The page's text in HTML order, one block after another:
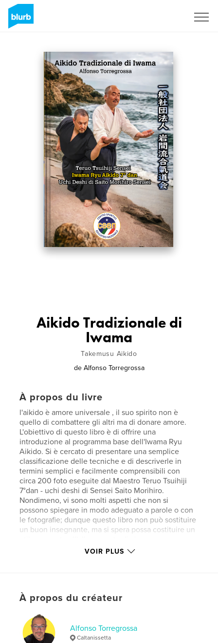
Aikido Tradizionale di
Iwama
Takemusu Aikido
de Alfonso Torregrossa
À propos du livre
l'aikido è amore universale , il suo spirito non è
quello di combattere gli altri ma di donare amore.
L'obiettivo di questo libro è di offrire una
introduzione al programma base dell'Iwama Ryu
Aikido. Si è cercato di presentare una semplice
classificazione delle tecniche e di descriverle in
termini semplici e facilmente comprensibili con
circa 200 foto eseguite dal Maestro Teruo Tsuihiji
7°dan - uchi deshi di Sensei Saito Morihiro.
Nondimeno, vi sono molti aspetti che non si
possono spiegare in modo adeguato a parole o con
le fotografie; dunque questo libro non può sostituire
un buon insegnante, ma si spera possa costituire un
Caractéristiques et détails
Catégorie principale:
Catégories supplémentaires
VOIR PLUS
À propos du créateur
Alfonso Torregrossa
Caltanissetta